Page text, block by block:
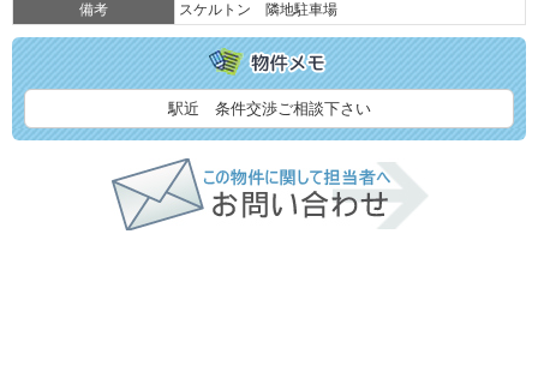
備考
スケルトン 隣地駐車場
駅近 条件交渉ご相談下さい